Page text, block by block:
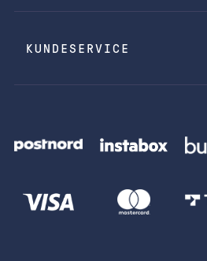
KUNDESERVICE